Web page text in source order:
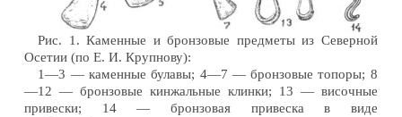
Рис. 1. Каменные и бронзовые предметы из Северной
Осетии (по Е. И. Крупнову):
1—3 — каменные булавы; 4—7 — бронзовые топоры; 8
—12 — бронзовые кинжальные клинки; 13 — височные
привески; 14 — бронзовая привеска в виде